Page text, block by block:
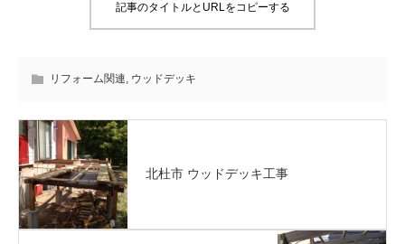
記事のタイトルとURLをコピーする
リフォーム関連, ウッドデッキ
北杜市 ウッドデッキ工事